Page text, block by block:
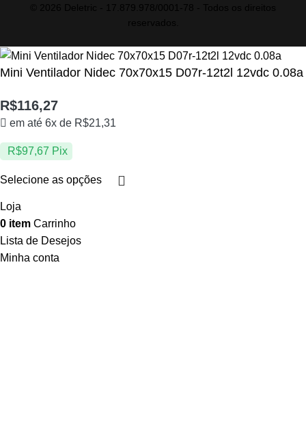
Mini Ventilador Nidec 70x70x15 D07r-12t2l 12vdc 0.08a
R$116,27
em até 6x de R$21,31
R$97,67 Pix
Selecione as opções
Loja
0 item Carrinho
Lista de Desejos
Minha conta